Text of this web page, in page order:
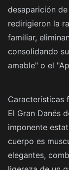
desaparición
redirigieron la
familiar,
consolidando
amable" o el
Características
El Gran Danés
imponente
cuerpo es
elegantes,